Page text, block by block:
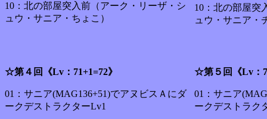
10：北の部屋突入前（アーク・リーザ・シ
ュウ・サニア・ちょこ）
10：北の部屋突
ュウ・サニア・
☆第４回《Lv：71+1=72》
01：サニア(MAG136+51)でアヌビスＡにダ
ークデストラクターLv1
☆第５回《Lv：
01：サニア
ークデストラク